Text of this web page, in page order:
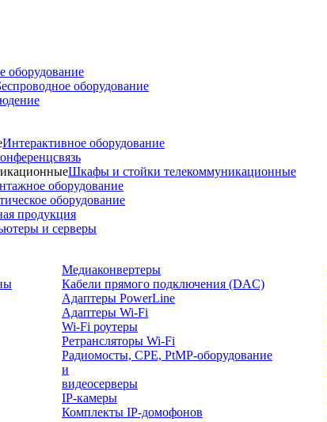
оборудование
оборудование
Интерактивное оборудование
Шкафы и стойки телекоммуникационные
оборудование
оборудование
продукция
и серверы
Медиаконвертеры
Кабели прямого подключения (DAC)
Адаптеры PowerLine
Адаптеры Wi-Fi
Wi-Fi роутеры
Ретрансляторы Wi-Fi
Радиомосты, CPE, PtMP-оборудование
видеосерверы
IP-камеры
Комплекты IP-домофонов